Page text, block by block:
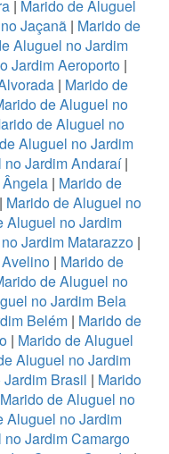
| Marido de Aluguel
Jaçanã| Marido de
Aluguel no Jardim
Jardim Aeroporto |
| Marido de
de Aluguel no
de Aluguel no
Aluguel no Jardim
Jardim Andaraí|
| Marido de
Marido de Aluguel no
Aluguel no Jardim
Jardim Matarazzo|
| Marido de
de Aluguel no
no Jardim Bela
Belém| Marido de
| Marido de Aluguel
Aluguel no Jardim
Brasil | Marido
Marido de Aluguel no
Aluguel no Jardim
Jardim Camargo